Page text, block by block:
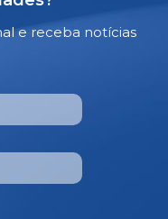
e receba notícias